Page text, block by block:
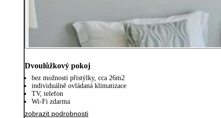
Dvoulůžkový pokoj
bez možnosti přistýlky, cca 26m2
individuálně ovládaná klimatizace
TV, telefon
Wi-Fi zdarma
zobrazit podrobnosti